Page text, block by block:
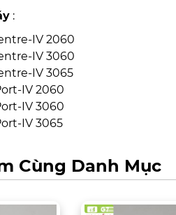
:
IV 2060
IV 3060
IV 3065
IV 2060
IV 3060
IV 3065
Cùng Danh Mục